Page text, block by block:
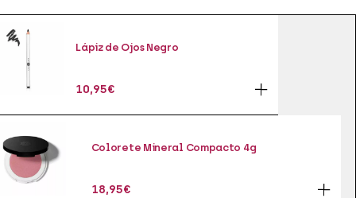
Lápiz de Ojos Negro
10,95€
Colorete Mineral Compacto 4g
18,95€